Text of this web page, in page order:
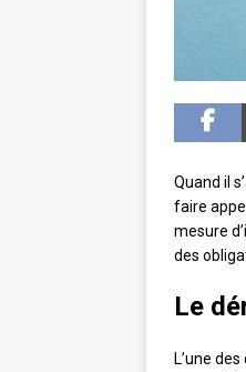
Quand il
faire
mesure
des
Le
L’une